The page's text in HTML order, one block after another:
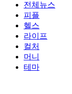
전체뉴스
피플
헬스
라이프
컬처
머니
테마